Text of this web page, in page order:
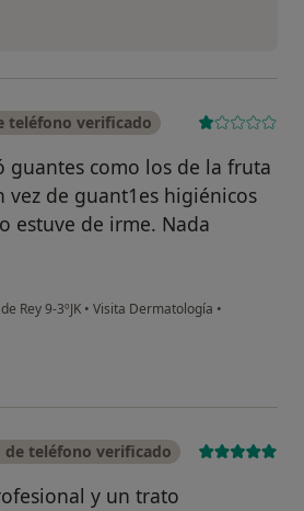
teléfono verificado
guantes como los de la fruta
vez de guant1es higiénicos
estuve de irme. Nada
Rey 9-3ºJK • Visita Dermatología •
de teléfono verificado
y un trato
Continuar